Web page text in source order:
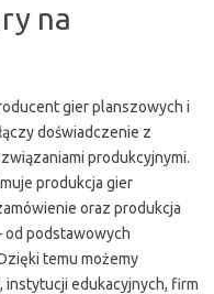
na
gier planszowych i
doświadczenie z
produkcyjnymi.
produkcja gier
oraz produkcja
od podstawowych
temu możemy
edukacyjnych, firm